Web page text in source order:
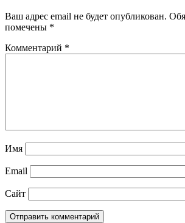
Ваш адрес email не будет опубликован.
помечены *
Комментарий *
Имя
Email
Сайт